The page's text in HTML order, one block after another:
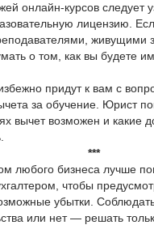
онлайн-курсов следует
лицензию.
живущими
о том, как вы будете им
придут к вам с
за обучение. Юрист
вычет возможен и какие
***
любого бизнеса лучше
чтобы
убытки.
или нет — решать